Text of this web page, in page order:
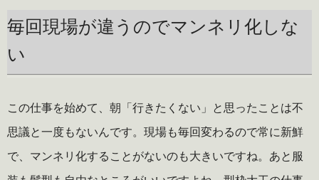
毎回現場が違うのでマンネリ化しな
い
この仕事を始めて、朝「行きたくない」と思ったことは不
思議と一度もないんです。現場も毎回変わるので常に新鮮
で、マンネリ化することがないのも大きいですね。あと服